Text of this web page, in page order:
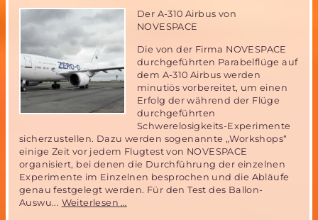
Neubrandenburg
(Aktualisierung)
Der A-310 Airbus von
NOVESPACE
Die von der Firma NOVESPACE
durchgeführten Parabelflüge auf
dem A-310 Airbus werden
minutiös vorbereitet, um einen
Erfolg der während der Flüge
durchgeführten
Schwerelosigkeits-Experimente
sicherzustellen. Dazu werden sogenannte „Workshops“
einige Zeit vor jedem Flugtest von NOVESPACE
organisiert, bei denen die Durchführung der einzelnen
Experimente im Einzelnen besprochen und die Abläufe
genau festgelegt werden. Für den Test des Ballon-
Auswu... Weiterlesen …